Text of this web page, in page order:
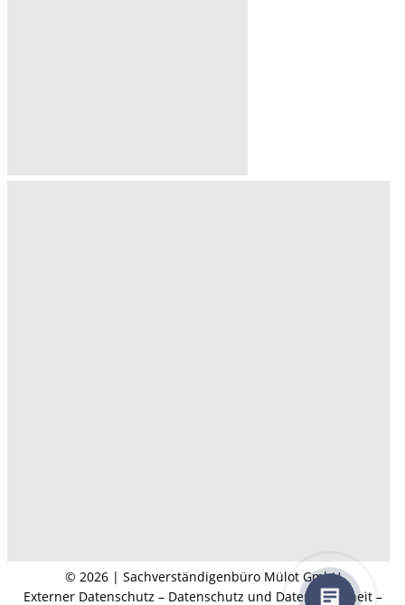
© 2026 | Sachverständigenbüro Mülot GmbH
Externer Datenschutz – Datenschutz und Datensicherheit –